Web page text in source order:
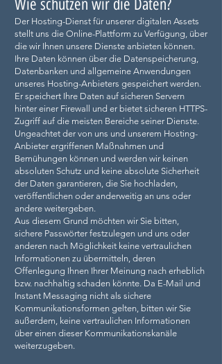
Wie schützen wir die Daten?
Der Hosting-Dienst für unserer digitalen Assets
stellt uns die Online-Plattform zu Verfügung, über
die wir Ihnen unsere Dienste anbieten können.
Ihre Daten können über die Datenspeicherung,
Datenbanken und allgemeine Anwendungen
unseres Hosting-Anbieters gespeichert werden.
Er speichert Ihre Daten auf sicheren Servern
hinter einer Firewall und er bietet sicheren HTTPS-
Zugriff auf die meisten Bereiche seiner Dienste.
Ungeachtet der von uns und unserem Hosting-
Anbieter ergriffenen Maßnahmen und
Bemühungen können und werden wir keinen
absoluten Schutz und keine absolute Sicherheit
der Daten garantieren, die Sie hochladen,
veröffentlichen oder anderweitig an uns oder
andere weitergeben.
Aus diesem Grund möchten wir Sie bitten,
sichere Passwörter festzulegen und uns oder
anderen nach Möglichkeit keine vertraulichen
Informationen zu übermitteln, deren
Offenlegung Ihnen Ihrer Meinung nach erheblich
bzw. nachhaltig schaden könnte. Da E-Mail und
Instant Messaging nicht als sichere
Kommunikationsformen gelten, bitten wir Sie
außerdem, keine vertraulichen Informationen
über einen dieser Kommunikationskanäle
weiterzugeben.